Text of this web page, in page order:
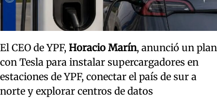
El CEO de YPF, Horacio Marín, anunció un plan
con Tesla para instalar supercargadores en
estaciones de YPF, conectar el país de sur a
norte y explorar centros de datos